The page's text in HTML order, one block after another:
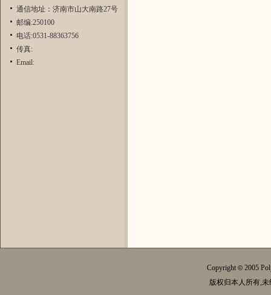
通信地址：济南市山大南路27号
邮编:250100
电话:0531-88363756
传真:
Email:
Copyright© 2005
版权归本人所有,